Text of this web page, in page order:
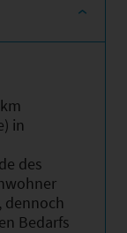
in
des
dennoch
Bedarfs